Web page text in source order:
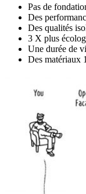
Pas de
Des
Des qualités
3 X plus
Une durée de
Des matériaux